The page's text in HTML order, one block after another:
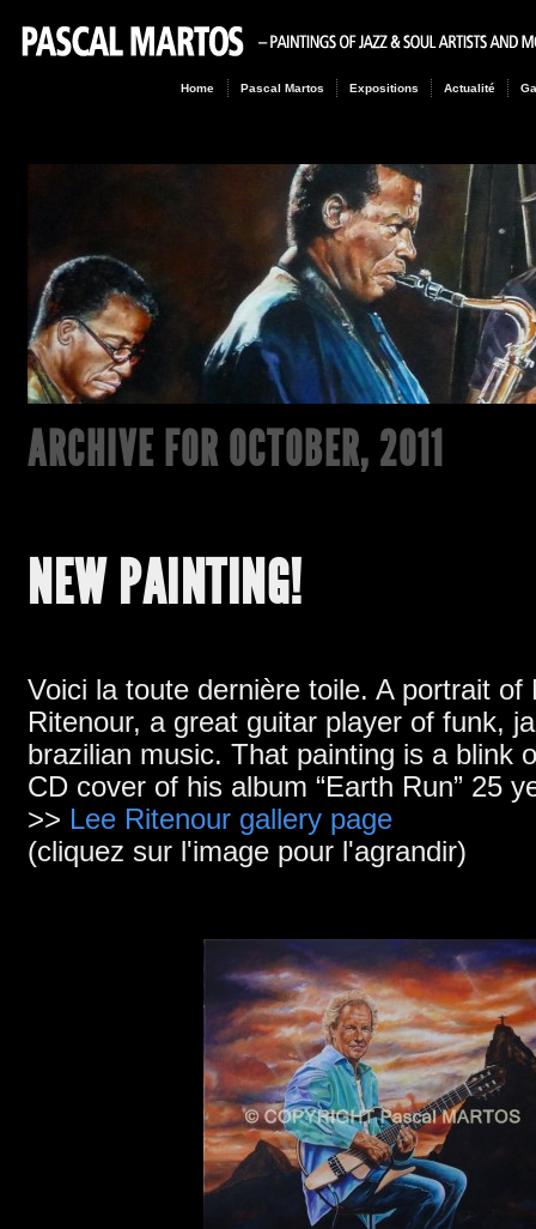
Home Pascal Martos Expositions Actualité
ARCHIVE FOROCTOBER, 2011
NEW PAINTING!
Voici la toute dernière toile. A portrait of
Ritenour, a great guitar player of funk,
brazilian music. That painting is a blink
CD cover of his album “Earth Run” 25
>> Lee Ritenour gallery page
(cliquez sur l'image pour l'agrandir)